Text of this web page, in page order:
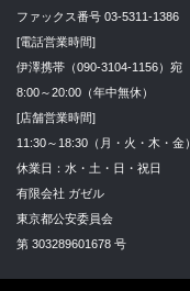
ファックス番号 03-5311-1386
[電話営業時間]
伊澤携帯（090-3104-1156）宛
8:00～20:00（年中無休）
[店舗営業時間]
11:30～18:30（月・火・木・金）
休業日：水・土・日・祝日
有限会社 ガゼル
東京都公安委員会
第 303289601678 号